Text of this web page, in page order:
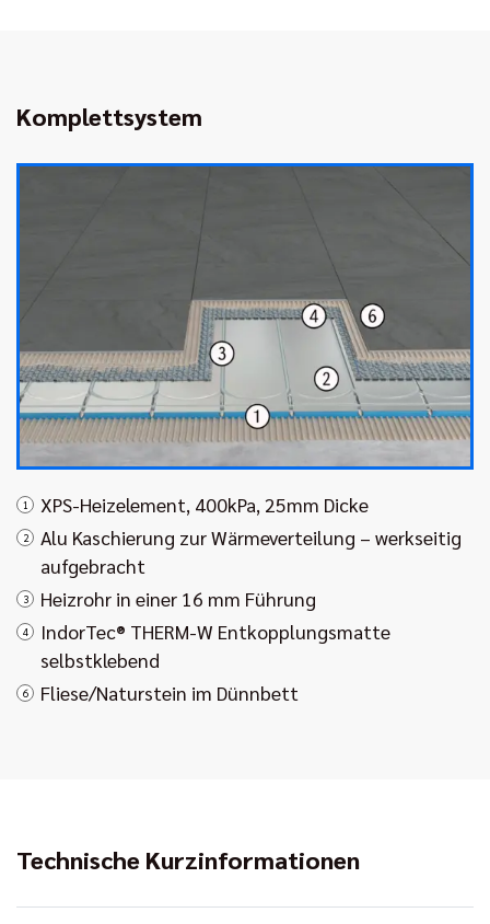
Komplettsystem
1 XPS-Heizelement, 400kPa, 25mm Dicke
2
Alu Kaschierung zur Wärmeverteilung – werkseitig
aufgebracht
3 Heizrohr in einer 16 mm Führung
4
IndorTec® THERM-W Entkopplungsmatte
selbstklebend
6 Fliese/Naturstein im Dünnbett
Technische Kurzinformationen